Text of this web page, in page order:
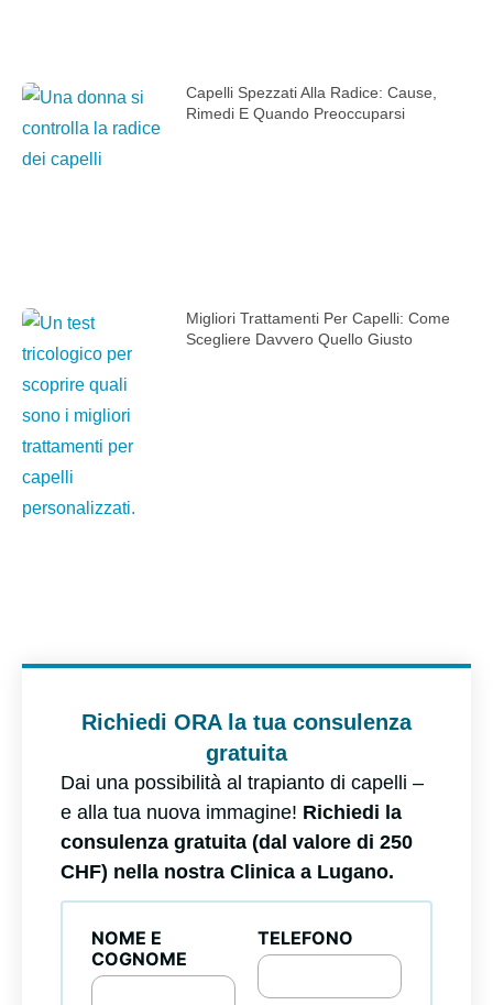
Capelli Spezzati Alla Radice: Cause,
Rimedi E Quando Preoccuparsi
Migliori Trattamenti Per Capelli: Come
Scegliere Davvero Quello Giusto
Richiedi ORA la tua consulenza
gratuita
Dai una possibilità al trapianto di capelli –
e alla tua nuova immagine! Richiedi la
consulenza gratuita (dal valore di 250
CHF) nella nostra Clinica a Lugano.
NOME E
COGNOME
TELEFONO